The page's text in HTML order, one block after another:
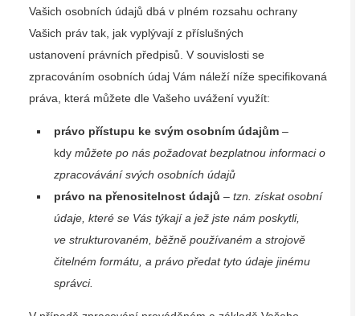
Vašich osobních údajů dbá v plném rozsahu ochrany
Vašich práv tak, jak vyplývají z příslušných
ustanovení právních předpisů. V souvislosti se
zpracováním osobních údaj Vám náleží níže specifikovaná
práva, která můžete dle Vašeho uvážení využít:
právo přístupu ke svým osobním údajům –
kdy můžete po nás požadovat bezplatnou informaci o
zpracovávání svých osobních údajů
právo na přenositelnost údajů – tzn. získat osobní
údaje, které se Vás týkají a jež jste nám poskytli,
ve strukturovaném, běžně používaném a strojově
čitelném formátu, a právo předat tyto údaje jinému
správci.